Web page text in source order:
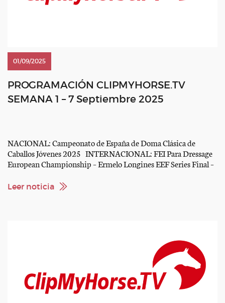
01/09/2025
PROGRAMACIÓN CLIPMYHORSE.TV
SEMANA 1 – 7 Septiembre 2025
NACIONAL: Campeonato de España de Doma Clásica de
Caballos Jóvenes 2025 INTERNACIONAL: FEI Para Dressage
European Championship – Ermelo Longines EEF Series Final –
Bundeschampionate 2025 FEI Driving European
Leer noticia